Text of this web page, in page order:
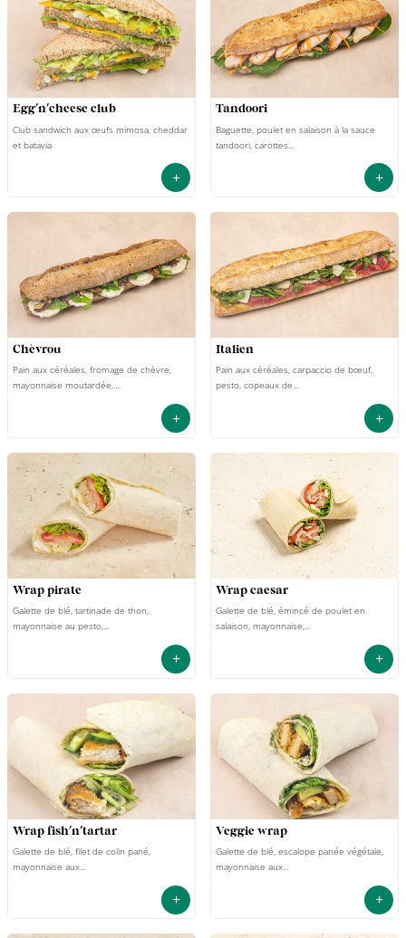
egg'n'cheese club
Club sandwich aux œufs mimosa, cheddar
et batavia
+
tandoori
Baguette, poulet en salaison à la sauce
tandoori, carottes...
+
chèvrou
Pain aux céréales, fromage de chèvre,
mayonnaise moutardée,...
+
italien
Pain aux céréales, carpaccio de bœuf,
pesto, copeaux de...
+
wrap pirate
Galette de blé, tartinade de thon,
mayonnaise au pesto,...
+
wrap caesar
Galette de blé, émincé de poulet en
salaison, mayonnaise,...
+
wrap fish'n'tartar
Galette de blé, filet de colin pané,
mayonnaise aux...
+
veggie wrap
Galette de blé, escalope panée végétale,
mayonnaise aux...
+